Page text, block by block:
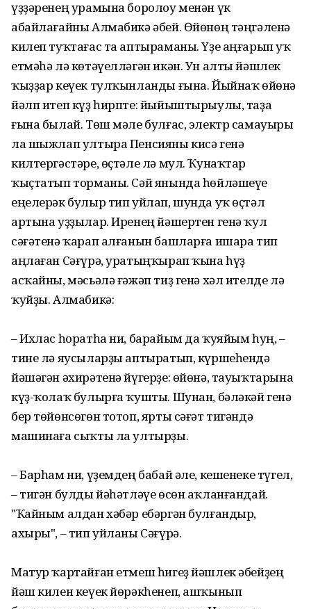
үҙҙәренең урамына боролоу менән үк
абайлағайны Алмабикә әбей. Өйөнөң тәңгәленә
килеп туҡтағас та аптыраманы. Үҙе аңғарып уҡ
етмәһә лә көтәүелләгән икән. Ун алты йәшлек
ҡыҙҙар кеүек тулҡынланды ғына. Йыйнаҡ өйөнә
йәлп итеп күҙ һирпте: йыйыштырыулы, таҙа
ғына былай. Төш мәле булғас, электр самауыры
ла шыжлап ултыра Пенсияны кисә генә
килтергәстәре, өҫтәле лә мул. Ҡунаҡтар
ҡыҫтатып торманы. Сәй янында һөйләшеүе
еңелерәк булыр тип уйлап, шунда уҡ өҫтәл
артына уҙҙылар. Иренең йәшертен генә ҡул
сәғәтенә ҡарап алғанын башларға ишара тип
аңлаған Сәғүрә, уратыңҡырап ҡына һүҙ
асҡайны, мәсьәлә ғәжәп тиҙ генә хәл ителде лә
ҡуйҙы. Алмабикә:
– Ихлас һоратһа ни, барайым да ҡуяйым һуң, –
тине лә яусыларҙы аптыратып, күршеһендә
йәшәгән әхирәтенә йүгерҙе: өйөнә, тауыҡтарына
күҙ-ҡолаҡ булырға ҡушты. Шунан, бәләкәй генә
бер төйөнсөгөн тотоп, ярты сәғәт тигәндә
машинаға сыҡты ла ултырҙы.
– Барһам ни, үҙемдең бабай әле, кешенеке түгел,
– тигән булды йәһәтләүе өсөн аҡланғандай.
"Ҡайным алдан хәбәр ебәргән булғандыр,
ахыры", – тип уйланы Сәғүрә.
Матур ҡартайған етмеш һигеҙ йәшлек әбейҙең
йәш килен кеүек йөрәкһенеп, ашҡынып